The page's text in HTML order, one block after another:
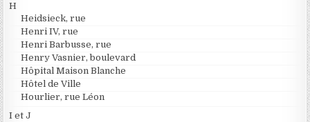
H
Heidsieck, rue
Henri IV, rue
Henri Barbusse, rue
Henry Vasnier, boulevard
Hôpital Maison Blanche
Hôtel de Ville
Hourlier, rue Léon
I et J